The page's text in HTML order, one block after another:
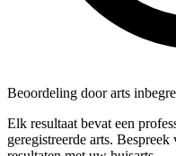
Beoordeling door arts
Elk resultaat bevat een
geregistreerde arts.